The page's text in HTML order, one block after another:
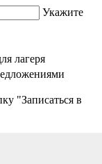
Укажите
лагеря
"Записаться в